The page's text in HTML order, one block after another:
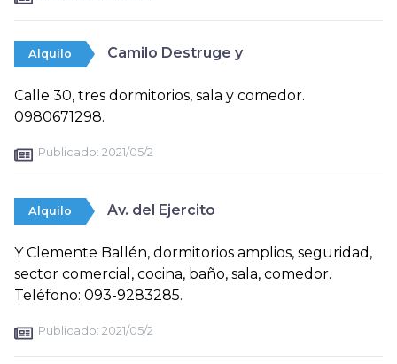
Alquilo Camilo Destruge y
Calle 30, tres dormitorios, sala y comedor.
0980671298.
Publicado: 2021/05/2
Alquilo Av. del Ejercito
Y Clemente Ballén, dormitorios amplios, seguridad,
sector comercial, cocina, baño, sala, comedor.
Teléfono: 093-9283285.
Publicado: 2021/05/2